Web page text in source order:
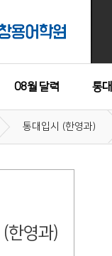
08월 달력 통
통대입시 (한영과)
한영과)